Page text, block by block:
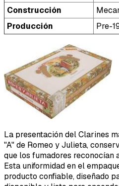
Construcción
Producción
Pre-
La presentación del Clarines
"A" de Romeo y Julieta,
que los fumadores reconocían
Esta uniformidad en el
producto confiable, diseñado